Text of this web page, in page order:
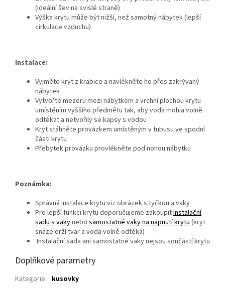
(ideální šev na svislé straně)
Výška krytu může být nižší, než samotný nábytek (lepší
cirkulace vzduchu)
Instalace:
Vyjměte kryt z krabice a navlékněte ho přes zakrývaný
nábytek
Vytvořte mezeru mezi nábytkem a vrchní plochou krytu
umístěním vyššího předmětu tak, aby voda mohla volně
odtékat a netvořily se kapsy s vodou
Kryt stáhněte provázkem umístěným v tubusu ve spodní
části krytu
Přebytek provázku provlékněte pod nohou nábytku
Poznámka:
Správná instalace krytu viz obrázek s tyčkou a vaky
Pro lepší funkci krytu doporučujeme zakoupitinstalační
sadu s vakynebo samostatné vaky na napnutí krytu (kryt
snáze drží tvar a voda volně odtéká)
Instalační sada ani samostatné vaky nejsou součástí krytu
Doplňkové parametry
Kategorie: kusovky